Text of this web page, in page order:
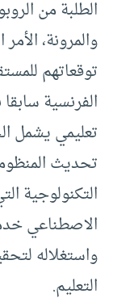
الطلبة من
والمرونة،
توقعاتهم
الفرنسية
تعليمي يشمل
تحديث
التكنولوجية
الاصطناعي
واستغلاله
التعليم.